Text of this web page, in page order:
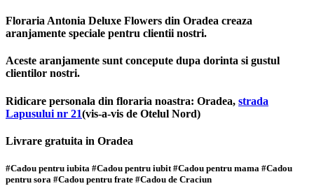
Floraria Antonia Deluxe Flowers din Oradea creaza
aranjamente speciale pentru clientii nostri.
Aceste aranjamente sunt concepute dupa dorinta si gustul
clientilor nostri.
Ridicare personala din floraria noastra: Oradea, strada
Lapusului nr 21(vis-a-vis de Otelul Nord)
Livrare gratuita in Oradea
#Cadou pentru iubita #Cadou pentru iubit #Cadou pentru mama #Cadou
pentru sora #Cadou pentru frate #Cadou de Craciun